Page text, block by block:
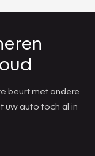
beurt met andere
uw auto toch al in